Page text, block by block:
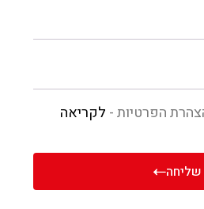
הפרטיות - לקריאה
שליחה